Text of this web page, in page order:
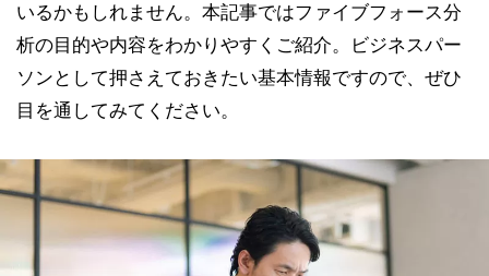
いるかもしれません。本記事ではファイブフォース分
析の目的や内容をわかりやすくご紹介。ビジネスパー
ソンとして押さえておきたい基本情報ですので、ぜひ
目を通してみてください。